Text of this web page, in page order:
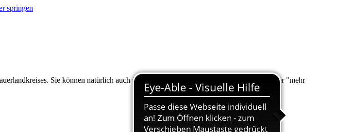
springen
Sie können natürlich auch über "Suche" nach Ihrem Anliegen suchen. Unter "mehr